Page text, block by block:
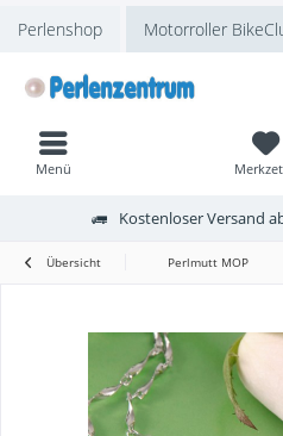
Perlenshop Motorroller
Kostenloser Versand
Menü
Übersicht Perlmutt MOP